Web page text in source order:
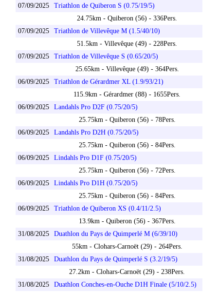
07/09/2025
Triathlon de Quiberon S (0.75/19/5)
24.75km - Quiberon (56) - 336Pers.
07/09/2025
Triathlon de Villevêque M (1.5/40/10)
51.5km - Villevêque (49) - 228Pers.
07/09/2025
Triathlon de Villevêque S (0.65/20/5)
25.65km - Villevêque (49) - 364Pers.
06/09/2025
Triathlon de Gérardmer XL (1.9/93/21)
115.9km - Gérardmer (88) - 1655Pers.
06/09/2025
Landahls Pro D2F (0.75/20/5)
25.75km - Quiberon (56) - 78Pers.
06/09/2025
Landahls Pro D2H (0.75/20/5)
25.75km - Quiberon (56) - 84Pers.
06/09/2025
Lindahls Pro D1F (0.75/20/5)
25.75km - Quiberon (56) - 72Pers.
06/09/2025
Lindahls Pro D1H (0.75/20/5)
25.75km - Quiberon (56) - 84Pers.
06/09/2025
Triathlon de Quiberon XS (0.4/11/2.5)
13.9km - Quiberon (56) - 367Pers.
31/08/2025
Duathlon du Pays de Quimperlé M (6/39/10)
55km - Clohars-Carnoët (29) - 264Pers.
31/08/2025
Duathlon du Pays de Quimperlé S (3.2/19/5)
27.2km - Clohars-Carnoët (29) - 238Pers.
31/08/2025
Duathlon Conches-en-Ouche D1H Finale (5/10/2.5)